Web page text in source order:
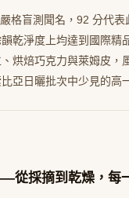
格盲測聞名，92 分代表
乾淨度上均達到國際精
烘焙巧克力與萊姆皮，
亞日曬批次中少見的高
從採摘到乾燥，每